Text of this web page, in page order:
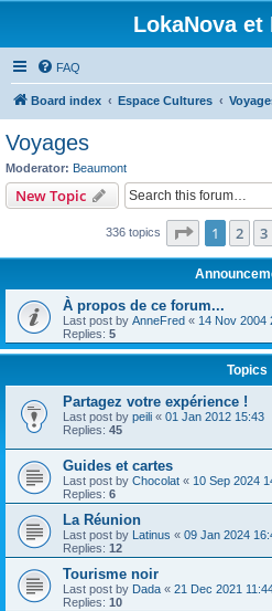
LokaNova et
FAQ
Board index Espace Cultures
Voyages
Moderator: Beaumont
New Topic
336 topics Page 1of 7
1 2 3
À propos de ce forum...
Last post by AnneFred « 14 Nov 2004
Replies: 5
Topics
Partagez votre expérience !
Last post by peili « 01 Jan 2012 15:43
Replies: 45
Guides et cartes
Last post by Chocolat « 10 Sep 2024
Replies: 6
La Réunion
Last post by Latinus « 09 Jan 2024
Replies: 12
Tourisme noir
Last post by Dada « 21 Dec 2021
Replies: 10